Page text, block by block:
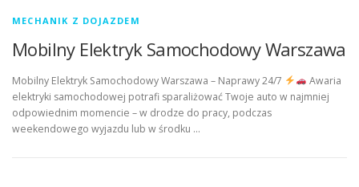
MECHANIK Z DOJAZDEM
Mobilny Elektryk Samochodowy Warszawa
Mobilny Elektryk Samochodowy Warszawa – Naprawy 24/7
Awaria
elektryki samochodowej potrafi sparaliżować Twoje auto w najmniej
odpowiednim momencie – w drodze do pracy, podczas
weekendowego wyjazdu lub w środku …